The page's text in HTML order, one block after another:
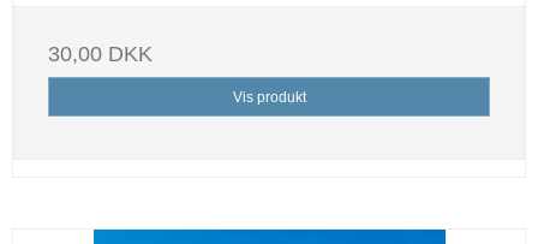
30,00 DKK
Vis produkt